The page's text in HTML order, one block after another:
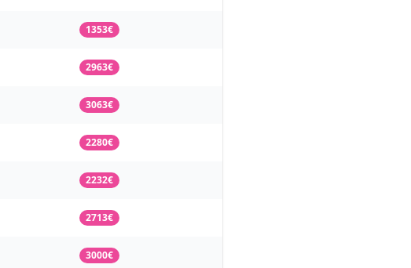
1353€
2963€
3063€
2280€
2232€
2713€
3000€